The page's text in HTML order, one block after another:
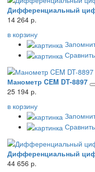
Дифференциальный
14 264 р.
в корзину
Сравнить
Манометр CEM DT-8897
25 194 р.
в корзину
Сравнить
Дифференциальный
44 656 р.